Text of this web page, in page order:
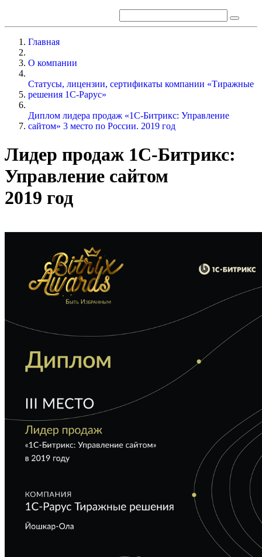
Главная
О компании
Статусы, лицензии, сертификаты компании «Тиражные
решения 1С-Рарус»
Диплом лидера продаж «1С-Битрикс: Управление
сайтом» 3 место по России. 2019 год
Лидер продаж 1С-Битрикс:
Управление сайтом
2019 год